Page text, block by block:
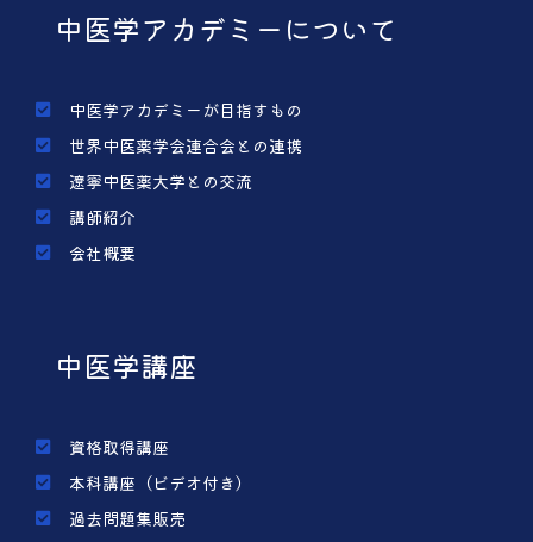
中医学アカデミーについて
中医学アカデミーが目指すもの
世界中医薬学会連合会との連携
遼寧中医薬大学との交流
講師紹介
会社概要
中医学講座
資格取得講座
本科講座（ビデオ付き）
過去問題集販売